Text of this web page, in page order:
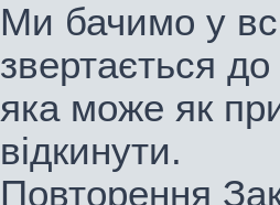
Ми бачимо у
звертається
яка може як
відкинути.
Повторення